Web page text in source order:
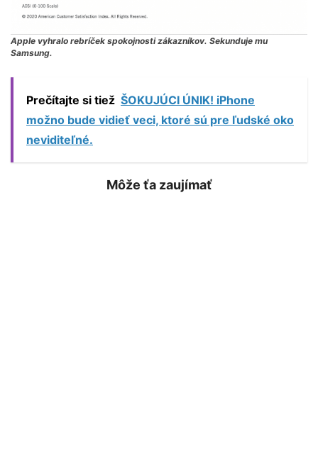
Apple vyhralo rebríček spokojnosti zákazníkov. Sekunduje mu
Samsung.
Prečítajte si tiež ŠOKUJÚCI ÚNIK! iPhone
možno bude vidieť veci, ktoré sú pre ľudské oko
neviditeľné.
Môže ťa zaujímať